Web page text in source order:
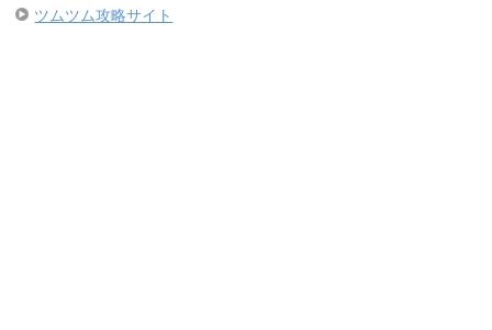
ツムツム攻略サイト